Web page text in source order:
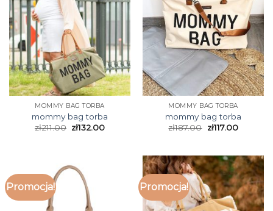
MOMMY BAG TORBA
mommy bag torba
zł211.00 zł132.00
MOMMY BAG TORBA
mommy bag torba
zł187.00 zł117.00
Promocja! Promocja!